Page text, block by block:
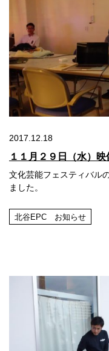
2017.12.18
１１月２９日（水）
文化芸能フェスティバル
ました。
北谷EPC お知らせ